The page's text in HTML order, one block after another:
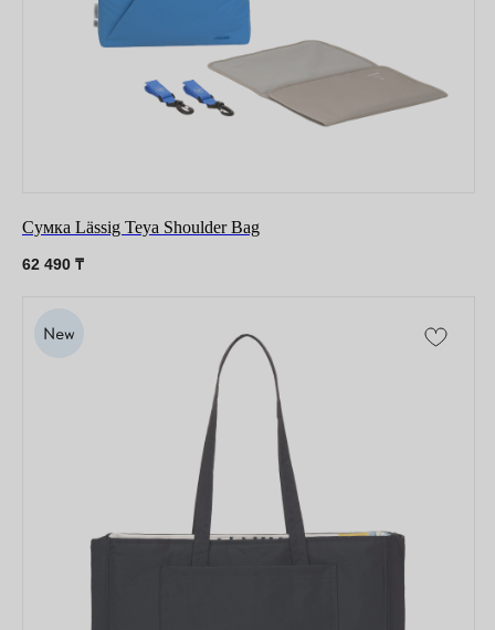
Сумка Lässig Teya Shoulder Bag
62 490 ₸